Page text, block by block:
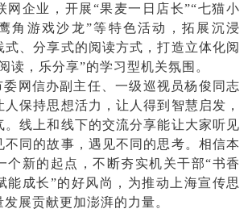
网企业，开展“果麦一日店长”“七猫小
角游戏沙龙”等特色活动，拓展沉浸
式、分享式的阅读方式，打造立体化阅
读，乐分享”的学习型机关氛围。
委网信办副主任、一级巡视员杨俊同志
保持思想活力，让人得到智慧启发，
。线上和线下的交流分享能让大家听见
不同的故事，遇见不同的思考。相信本
个新的起点，不断夯实机关干部“书香
能成长”的好风尚，为推动上海宣传思
展贡献更加澎湃的力量。